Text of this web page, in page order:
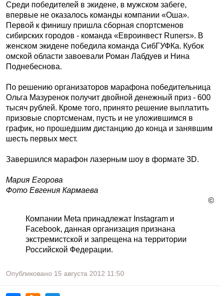
Среди победителей в экидене, в мужском забеге,
впервые не оказалось команды компании «Оша».
Первой к финишу пришла сборная спортсменов
сибирских городов - команда «Евроинвест Runers». В
женском экидене победила команда СибГУФКа. Кубок
омской области завоевали Роман Лабдуев и Нина
Поднебеснова.
По решению организаторов марафона победительница
Ольга Мазуренок получит двойной денежный приз - 600
тысяч рублей. Кроме того, принято решение выплатить
призовые спортсменам, пусть и не уложившимся в
график, но прошедшим дистанцию до конца и занявшим
шесть первых мест.
Завершился марафон лазерным шоу в формате 3D.
Мария Егорова
Фото Евгения Кармаева
©
Компании Meta принадлежат Instagram и
Facebook, данная организация признана
экстремистской и запрещена на территории
Российской Федерации.
Опубликовано 15 августа 2012 11:50